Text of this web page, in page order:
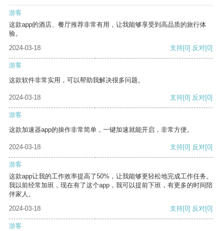
游客
这款app的酒店、餐厅推荐非常有用，让我能够享受到高品质的旅行体
验。
2024-03-18
支持[0] 反对[0]
游客
这款软件非常实用，可以帮助我解决很多问题。
2024-03-18 支持[0] 反对[0]
游客
这款加速器app的操作非常简单，一键加速就能开启，非常方便。
2024-03-18 支持[0] 反对[0]
游客
这款app让我的工作效率提高了50%，让我能够更轻松地完成工作任务。
我以前经常加班，现在有了这个app，我可以提前下班，有更多的时间陪
伴家人。
2024-03-18
支持[0] 反对[0]
游客